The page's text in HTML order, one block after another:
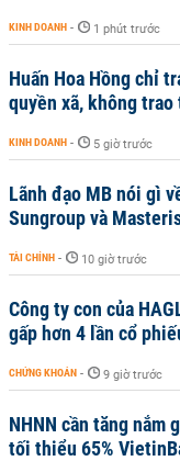
KINH DOANH - 1 phút trước
Huấn Hoa Hồng chỉ
quyền xã, không trao
KINH DOANH - 5 giờ trước
Lãnh đạo MB nói gì
Sungroup và
TÀI CHÍNH - 10 giờ trước
Công ty con của
gấp hơn 4 lần cổ
CHỨNG KHOÁN - 9 giờ trước
NHNN cần tăng nắm
tối thiểu 65%